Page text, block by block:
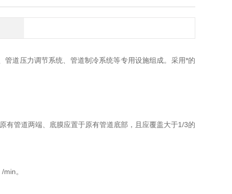
道压力调节系统、管道制冷系统等专用设施组成。采用*的
有管道两端、底膜应置于原有管道底部，且应覆盖大于1/3的
。